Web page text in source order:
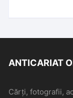
ANTICARIAT
Cărți, fotografii,